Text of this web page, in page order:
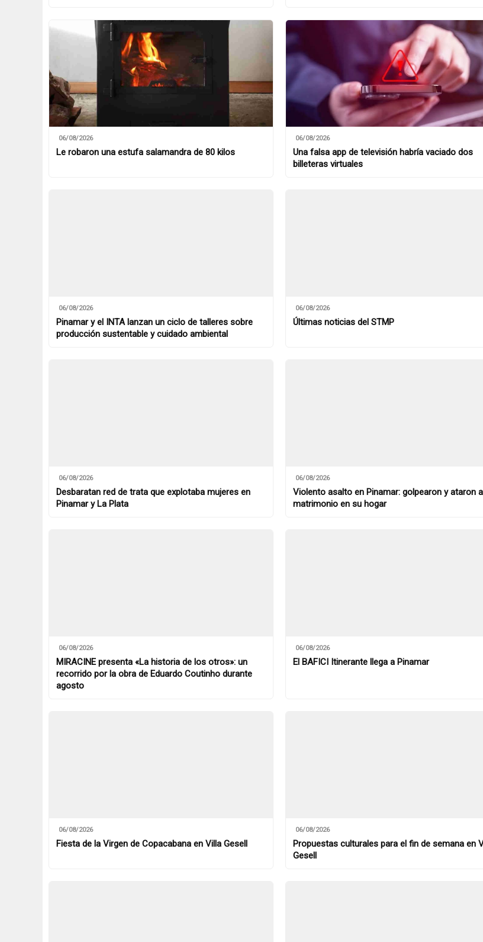
06/08/2026
Le robaron una estufa salamandra de 80 kilos
06/08/2026
Una falsa app de televisión habría vaciado dos
billeteras virtuales
06/08/2026
Pinamar y el INTA lanzan un ciclo de talleres sobre
producción sustentable y cuidado ambiental
06/08/2026
Últimas noticias del STMP
06/08/2026
Desbaratan red de trata que explotaba mujeres en
Pinamar y La Plata
06/08/2026
Violento asalto en Pinamar: golpearon y ataron
matrimonio en su hogar
06/08/2026
MIRACINE presenta «La historia de los otros»: un
recorrido por la obra de Eduardo Coutinho durante
agosto
06/08/2026
El BAFICI Itinerante llega a Pinamar
06/08/2026
Fiesta de la Virgen de Copacabana en Villa Gesell
06/08/2026
Propuestas culturales para el fin de semana en
Gesell